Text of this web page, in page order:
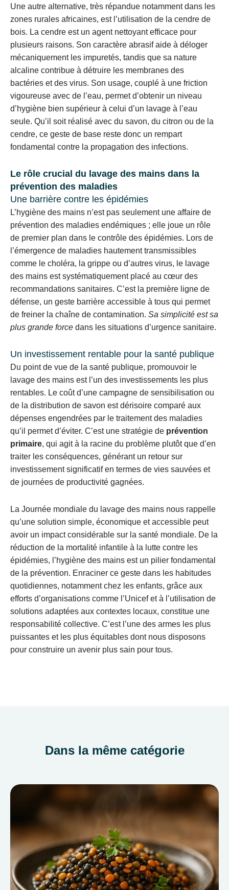
Une autre alternative, très répandue notamment dans les
zones rurales africaines, est l’utilisation de la cendre de
bois. La cendre est un agent nettoyant efficace pour
plusieurs raisons. Son caractère abrasif aide à déloger
mécaniquement les impuretés, tandis que sa nature
alcaline contribue à détruire les membranes des
bactéries et des virus. Son usage, couplé à une friction
vigoureuse avec de l’eau, permet d’obtenir un niveau
d’hygiène bien supérieur à celui d’un lavage à l’eau
seule. Qu’il soit réalisé avec du savon, du citron ou de la
cendre, ce geste de base reste donc un rempart
fondamental contre la propagation des infections.
Le rôle crucial du lavage des mains dans la
prévention des maladies
Une barrière contre les épidémies
L’hygiène des mains n’est pas seulement une affaire de
prévention des maladies endémiques ; elle joue un rôle
de premier plan dans le contrôle des épidémies. Lors de
l’émergence de maladies hautement transmissibles
comme le choléra, la grippe ou d’autres virus, le lavage
des mains est systématiquement placé au cœur des
recommandations sanitaires. C’est la première ligne de
défense, un geste barrière accessible à tous qui permet
de freiner la chaîne de contamination. Sa simplicité est sa
plus grande force dans les situations d’urgence sanitaire.
Un investissement rentable pour la santé publique
Du point de vue de la santé publique, promouvoir le
lavage des mains est l’un des investissements les plus
rentables. Le coût d’une campagne de sensibilisation ou
de la distribution de savon est dérisoire comparé aux
dépenses engendrées par le traitement des maladies
qu’il permet d’éviter. C’est une stratégie de prévention
primaire, qui agit à la racine du problème plutôt que d’en
traiter les conséquences, générant un retour sur
investissement significatif en termes de vies sauvées et
de journées de productivité gagnées.
La Journée mondiale du lavage des mains nous rappelle
qu’une solution simple, économique et accessible peut
avoir un impact considérable sur la santé mondiale. De la
réduction de la mortalité infantile à la lutte contre les
épidémies, l’hygiène des mains est un pilier fondamental
de la prévention. Enraciner ce geste dans les habitudes
quotidiennes, notamment chez les enfants, grâce aux
efforts d’organisations comme l’Unicef et à l’utilisation de
solutions adaptées aux contextes locaux, constitue une
responsabilité collective. C’est l’une des armes les plus
puissantes et les plus équitables dont nous disposons
pour construire un avenir plus sain pour tous.
Dans la même catégorie